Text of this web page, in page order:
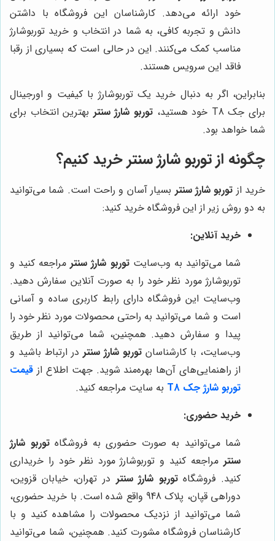
خود ارائه می‌دهد. کارشناسان این فروشگاه با داشتن
دانش و تجربه کافی، به شما در انتخاب و خرید توربوشارژ
مناسب کمک می‌کنند. این در حالی است که بسیاری از رقبا
فاقد این سرویس هستند.
بنابراین، اگر به دنبال خرید یک توربوشارژ با کیفیت و اورجینال
برای جک T8 خود هستید،
توربو شارژ سنتر بهترین انتخاب برای
شما خواهد بود.
چگونه از توربو شارژ سنتر خرید کنیم؟
خرید از توربو شارژ سنتر بسیار آسان و راحت است. شما می‌توانید
به دو روش زیر از این فروشگاه خرید کنید:
خرید آنلاین:
شما می‌توانید به وب‌سایتتوربو شارژ سنتر مراجعه کنید و
توربوشارژ مورد نظر خود را به صورت آنلاین سفارش دهید.
وب‌سایت این فروشگاه دارای رابط کاربری ساده و آسانی
است و شما می‌توانید به راحتی محصولات مورد نظر خود را
پیدا و سفارش دهید. همچنین، شما می‌توانید از طریق
وب‌سایت، با کارشناسان توربو شارژ سنتر در ارتباط باشید و
از راهنمایی‌های آن‌ها بهره‌مند شوید. جهت اطلاع از قیمت
توربو شارژ جک T8
به سایت مراجعه کنید.
خرید حضوری:
شما می‌توانید به صورت حضوری به فروشگاهتوربو شارژ
سنتر مراجعه کنید و توربوشارژ مورد نظر خود را خریداری
کنید. فروشگاهتوربو شارژ سنتر در تهران، خیابان قزوین،
دوراهی قپان، پلاک 948 واقع شده است. با خرید حضوری،
شما می‌توانید از نزدیک محصولات را مشاهده کنید و با
کارشناسان فروشگاه مشورت کنید. همچنین، شما می‌توانید